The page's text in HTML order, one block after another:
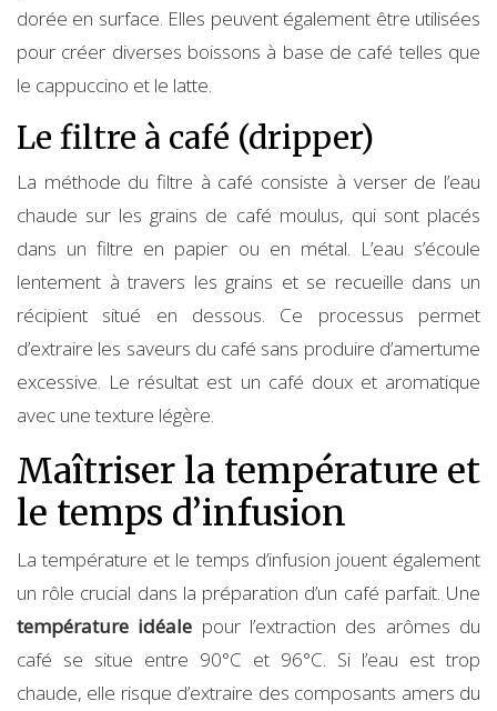
dorée en surface. Elles peuvent également être utilisées
pour créer diverses boissons à base de café telles que
le cappuccino et le latte.
Le filtre à café (dripper)
La méthode du filtre à café consiste à verser de l’eau
chaude sur les grains de café moulus, qui sont placés
dans un filtre en papier ou en métal. L’eau s’écoule
lentement à travers les grains et se recueille dans un
récipient situé en dessous. Ce processus permet
d’extraire les saveurs du café sans produire d’amertume
excessive. Le résultat est un café doux et aromatique
avec une texture légère.
Maîtriser la température et
le temps d’infusion
La température et le temps d’infusion jouent également
un rôle crucial dans la préparation d’un café parfait. Une
température idéale pour l’extraction des arômes du
café se situe entre 90°C et 96°C. Si l’eau est trop
chaude, elle risque d’extraire des composants amers du